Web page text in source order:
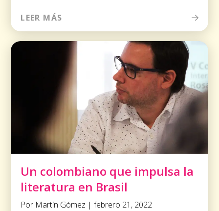
LEER MÁS
Un colombiano que impulsa la
literatura en Brasil
Por Martín Gómez | febrero 21, 2022